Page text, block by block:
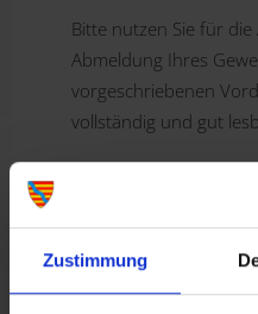
Zustimmung
Bitte nutzen Sie für
Abmeldung Ihres
vorgeschriebenen
vollständig und gut
Kopie des
eingetragenen
Handwerkskarte